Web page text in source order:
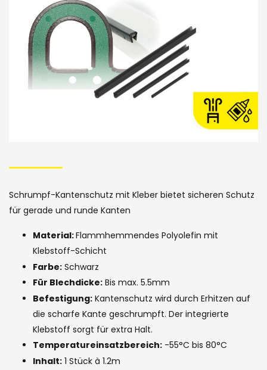
to
the
beginning
of
the
images
gallery
Schrumpf-Kantenschutz mit Kleber bietet sicheren Schutz
für gerade und runde Kanten
Material:Flammhemmendes Polyolefin mit
Klebstoff-Schicht
Farbe: Schwarz
Für Blechdicke: Bis max. 5.5mm
Befestigung: Kantenschutz wird durch Erhitzen auf
die scharfe Kante geschrumpft. Der integrierte
Klebstoff sorgt für extra Halt.
Temperatureinsatzbereich: -55°C bis 80°C
Inhalt: 1 Stück à 1.2m